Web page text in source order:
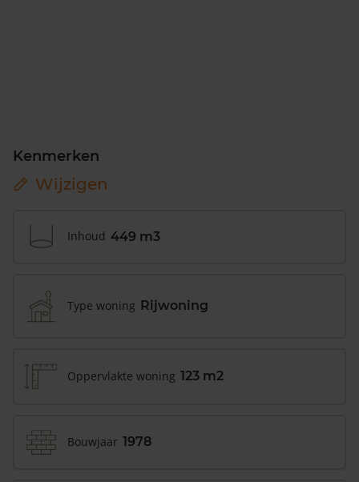
Kenmerken
Wijzigen
Inhoud 449 m3
Type woning Rijwoning
Oppervlakte woning 123 m2
Bouwjaar 1978